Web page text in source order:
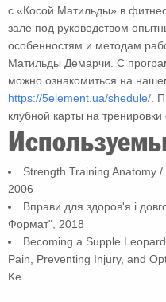
с «Косой Матильды» в
зале под руководством
особенностям и методам
Матильды Демарчи. С
можно ознакомиться на
https://5element.ua/shedule/ .
клубной карты на
Strength Training Anatomy
2006
Вправи для здоров'я і
Формат", 2018
Becoming a Supple
Pain, Preventing Injury, and
Ke